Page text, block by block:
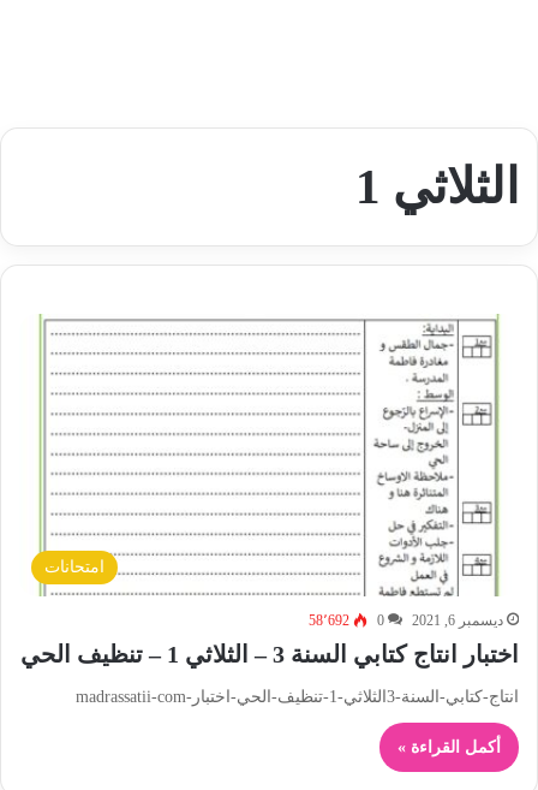
الثلاثي 1
امتحانات
ديسمبر 6, 2021 0 58٬692
اختبار انتاج كتابي السنة 3 – الثلاثي 1 – تنظيف الحي
انتاج-كتابي-السنة-3الثلاثي-1-تنظيف-الحي-اختبار-madrassatii-com
أكمل القراءة »